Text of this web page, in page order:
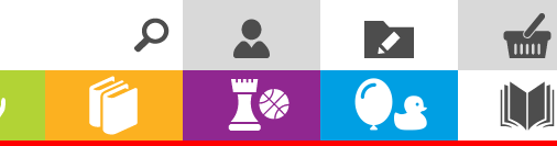
Me connecter
Créer un
compte
Jeux
Kermesses
et fêtes
Voir le
catalogue